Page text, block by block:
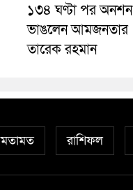
১৩৪ ঘণ্টা পর অনশন
ভাঙলেন আমজনতার
তারেক রহমান
মতামত রাশিফল